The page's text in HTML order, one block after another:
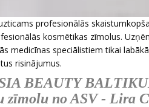
profesionālās
kosmētikas zīmolus.
medicīnas speciālistiem tikai
risinājumus.
BEAUTY
zīmolu no ASV - Lira